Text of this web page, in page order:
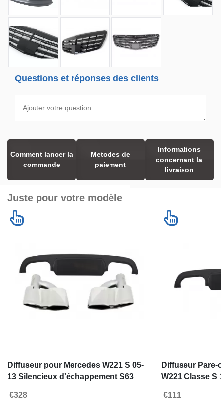
Questions et réponses des clients
Comment lancer la
commande
Metodes de
paiement
Informations
concernant la
livraison
Juste pour votre modèle
Diffuseur pour Mercedes W221 S 05-
13 Silencieux d'échappement S63
€328
Diffuseur
W221 Classe S
€111